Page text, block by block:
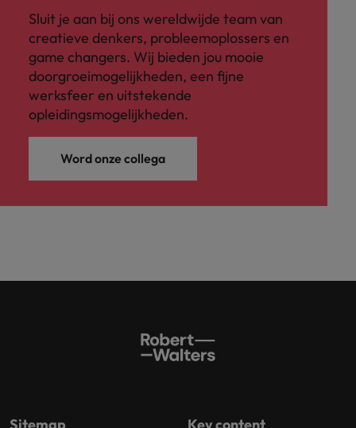
Sluit je aan bij ons wereldwijde team van
creatieve denkers, probleemoplossers en
game changers. Wij bieden jou mooie
doorgroeimogelijkheden, een fijne
werksfeer en uitstekende
opleidingsmogelijkheden.
Word onze collega